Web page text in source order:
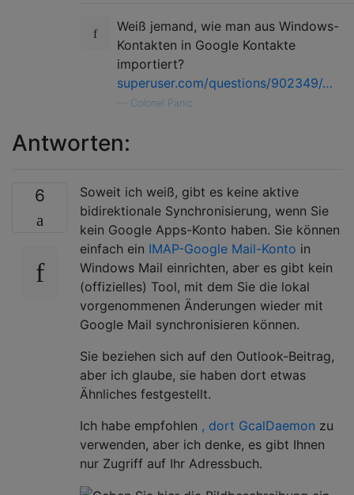
Weiß jemand, wie man aus Windows-
Kontakten in Google Kontakte
importiert?
superuser.com/questions/902349/…
Colonel Panic
Antworten:
6
Soweit ich weiß, gibt es keine aktive
bidirektionale Synchronisierung, wenn Sie
kein Google Apps-Konto haben. Sie können
einfach ein IMAP-Google Mail-Konto in
Windows Mail einrichten, aber es gibt kein
(offizielles) Tool, mit dem Sie die lokal
vorgenommenen Änderungen wieder mit
Google Mail synchronisieren können.
Sie beziehen sich auf den Outlook-Beitrag,
aber ich glaube, sie haben dort etwas
Ähnliches festgestellt.
Ich habe empfohlen , dort GcalDaemon zu
verwenden, aber ich denke, es gibt Ihnen
nur Zugriff auf Ihr Adressbuch.